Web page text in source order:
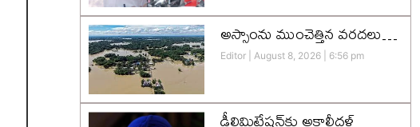
అస్సాంను ముంచెత్తిన వరదలు…
Editor August 8, 2026 6:56 pm
డీలిమిటేషన్‌కు అకాలీదళ్‌